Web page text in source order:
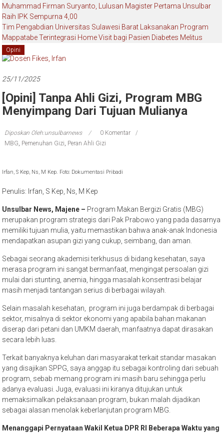
Muhammad Firman Suryanto, Lulusan Magister Pertama Unsulbar
Raih IPK Sempurna 4,00
Tim Pengabdian Universitas Sulawesi Barat Laksanakan Program
Mappatabe Terintegrasi Home Visit bagi Pasien Diabetes Melitus
Opini
25/11/2025
[Opini] Tanpa Ahli Gizi, Program MBG
Menyimpang Dari Tujuan Mulianya
Diposkan Oleh:unsulbarnews
0 Komentar
MBG, Pemenuhan Gizi, Peran Ahli Gizi
Irfan, S Kep, Ns, M Kep. Foto: Dokumentasi Pribadi
Penulis: Irfan, S Kep, Ns, M Kep
Unsulbar News, Majene – Program Makan Bergizi Gratis (MBG)
merupakan program strategis dari Pak Prabowo yang pada dasarnya
memiliki tujuan mulia, yaitu memastikan bahwa anak-anak Indonesia
mendapatkan asupan gizi yang cukup, seimbang, dan aman.
Sebagai seorang akademisi terkhusus di bidang kesehatan, saya
merasa program ini sangat bermanfaat, mengingat persoalan gizi
mulai dari stunting, anemia, hingga masalah konsentrasi belajar
masih menjadi tantangan serius di berbagai wilayah.
Selain masalah kesehatan, program ini juga berdampak di berbagai
sektor, misalnya di sektor ekonomi yang apabila bahan makanan
diserap dari petani dan UMKM daerah, manfaatnya dapat dirasakan
secara lebih luas.
Terkait banyaknya keluhan dari masyarakat terkait standar masakan
yang disajikan SPPG, saya anggap itu sebagai kontroling dari sebuah
program, sebab memang program ini masih baru sehingga perlu
adanya evaluasi. Juga, evaluasi ini kiranya ditujukan untuk
memaksimalkan pelaksanaan program, bukan malah dijadikan
sebagai alasan menolak keberlanjutan program MBG.
Menanggapi PernyataanWakil Ketua DPR RI Beberapa Waktu yang